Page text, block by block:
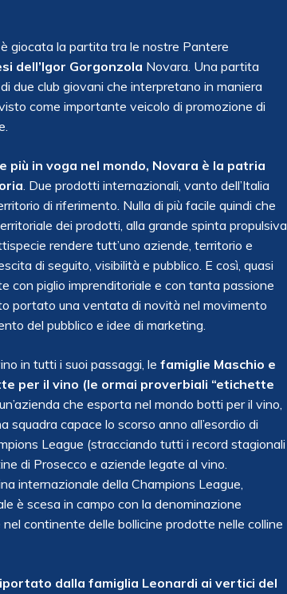
giocata la partita tra le nostre Pantere
dell’Igor Gorgonzola Novara. Una partita
due club giovani che interpretano in maniera
come importante veicolo di promozione di
più in voga nel mondo, Novara è la patria
. Due prodotti internazionali, vanto dell’Italia
di riferimento. Nulla di più facile quindi che
dei prodotti, alla grande spinta propulsiva
rendere tutt’uno aziende, territorio e
di seguito, visibilità e pubblico. E così, quasi
con piglio imprenditoriale e con tanta passione
portato una ventata di novità nel movimento
del pubblico e idee di marketing.
in tutti i suoi passaggi, le famiglie Maschio e
per il vino (le ormai proverbiali “etichette
che esporta nel mondo botti per il vino,
capace lo scorso anno all’esordio di
League (stracciando tutti i record stagionali
di Prosecco e aziende legate al vino.
internazionale della Champions League,
è scesa in campo con la denominazione
continente delle bollicine prodotte nelle colline
dalla famiglia Leonardi ai vertici del